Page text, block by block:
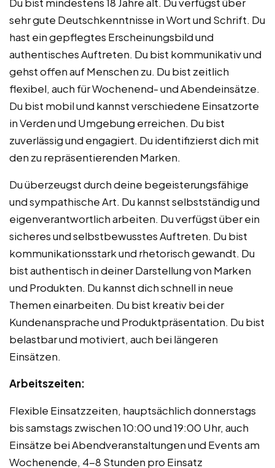
sehr gute Deutschkenntnisse in Wort und Schrift. Du
hast ein gepflegtes Erscheinungsbild und
authentisches Auftreten. Du bist kommunikativ und
gehst offen auf Menschen zu. Du bist zeitlich
flexibel, auch für Wochenend- und Abendeinsätze.
Du bist mobil und kannst verschiedene Einsatzorte
in Verden und Umgebung erreichen. Du bist
zuverlässig und engagiert. Du identifizierst dich mit
den zu repräsentierenden Marken.
Du überzeugst durch deine begeisterungsfähige
und sympathische Art. Du kannst selbstständig und
eigenverantwortlich arbeiten. Du verfügst über ein
sicheres und selbstbewusstes Auftreten. Du bist
kommunikationsstark und rhetorisch gewandt. Du
bist authentisch in deiner Darstellung von Marken
und Produkten. Du kannst dich schnell in neue
Themen einarbeiten. Du bist kreativ bei der
Kundenansprache und Produktpräsentation. Du bist
belastbar und motiviert, auch bei längeren
Einsätzen.
Arbeitszeiten:
Flexible Einsatzzeiten, hauptsächlich donnerstags
bis samstags zwischen 10:00 und 19:00 Uhr, auch
Einsätze bei Abendveranstaltungen und Events am
Wochenende, 4-8 Stunden pro Einsatz